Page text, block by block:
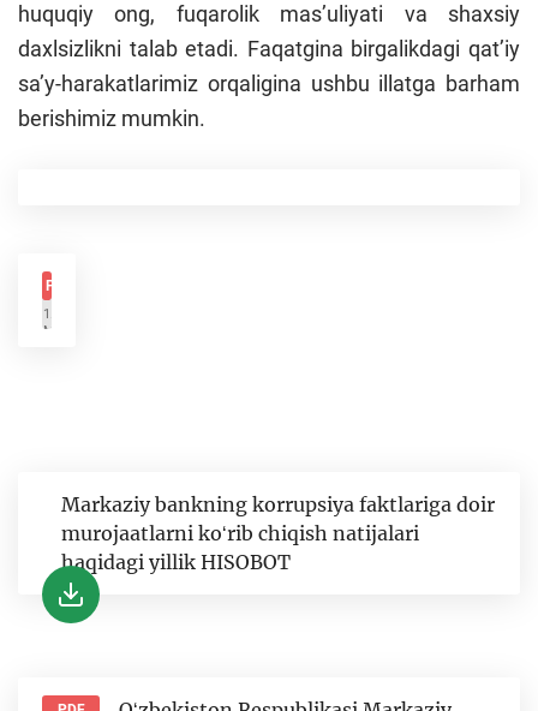
huquqiy ong, fuqarolik masʼuliyati va shaxsiy
daxlsizlikni talab etadi. Faqatgina birgalikdagi qatʼiy
saʼy-harakatlarimiz orqaligina ushbu illatga barham
berishimiz mumkin.
PDF
1.6
МБ
Markaziy bankning korrupsiya faktlariga doir
murojaatlarni koʻrib chiqish natijalari
haqidagi yillik HISOBOT